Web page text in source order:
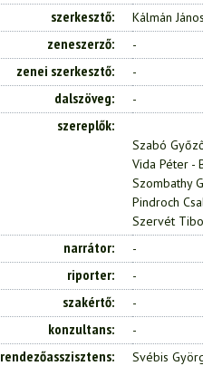
szerkesztő Kálmán
zeneszerző -
zenei szerkesztő -
dalszöveg -
szereplők
Szabó
Vida Péter -
Szombathy
Pindroch
Szervét
narrátor -
riporter -
szakértő -
konzultans -
rendezőasszisztens Svébis